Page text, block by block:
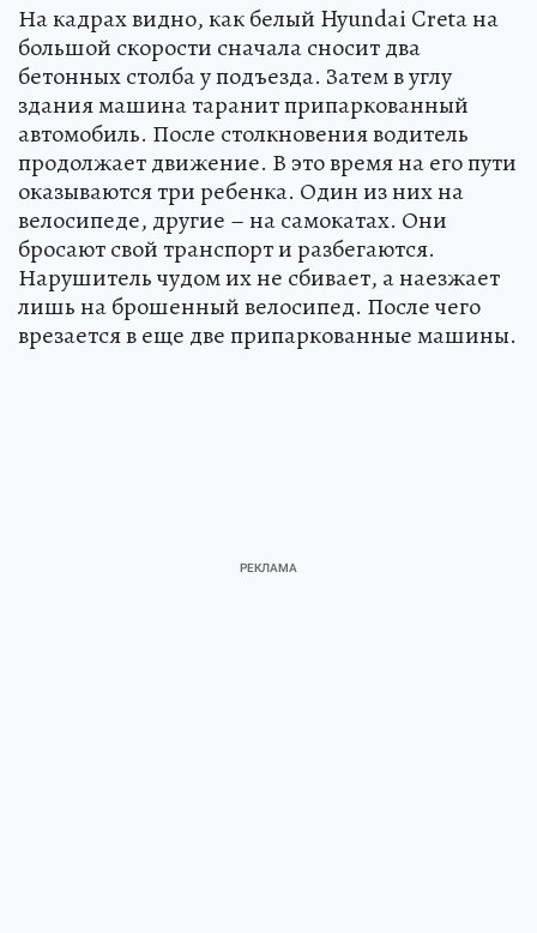
На кадрах видно, как белый Hyundai Creta на
большой скорости сначала сносит два
бетонных столба у подъезда. Затем в углу
здания машина таранит припаркованный
автомобиль. После столкновения водитель
продолжает движение. В это время на его пути
оказываются три ребенка. Один из них на
велосипеде, другие – на самокатах. Они
бросают свой транспорт и разбегаются.
Нарушитель чудом их не сбивает, а наезжает
лишь на брошенный велосипед. После чего
врезается в еще две припаркованные машины.